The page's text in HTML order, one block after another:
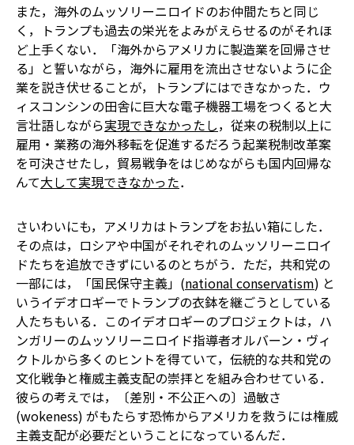
また，海外のムッソリーニロイドのお仲間たちと同じ
く，トランプも過去の栄光をよみがえらせるのがそれほ
ど上手くない．「海外からアメリカに製造業を回帰させ
る」と誓いながら，海外に雇用を流出させないように企
業を説き伏せることが，トランプにはできなかった．ウ
ィスコンシンの田舎に巨大な電子機器工場をつくると大
言壮語しながら実現できなかったし，従来の税制以上に
雇用・業務の海外移転を促進するだろう起業税制改革案
を可決させたし，貿易戦争をはじめながらも国内回帰な
んて大して実現できなかった．
さいわいにも，アメリカはトランプをお払い箱にした．
その点は，ロシアや中国がそれぞれのムッソリーニロイ
ドたちを追放できずにいるのとちがう．ただ，共和党の
一部には，「国民保守主義」(national conservatism) と
いうイデオロギーでトランプの衣鉢を継ごうとしている
人たちもいる．このイデオロギーのプロジェクトは，ハ
ンガリーのムッソリーニロイド指導者オルバーン・ヴィ
クトルから多くのヒントを得ていて，伝統的な共和党の
文化戦争と権威主義支配の崇拝とを組み合わせている．
彼らの考えでは，〔差別・不公正への〕過敏さ
(wokeness) がもたらす恐怖からアメリカを救うには権威
主義支配が必要だということになっているんだ．